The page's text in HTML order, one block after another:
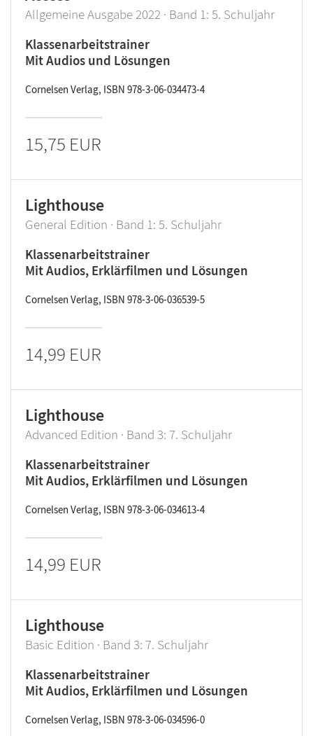
Allgemeine Ausgabe 2022 · Band 1: 5. Schuljahr
Klassenarbeitstrainer
Mit Audios und Lösungen
Cornelsen Verlag, ISBN 978-3-06-034473-4
15,75 EUR
Lighthouse
General Edition · Band 1: 5. Schuljahr
Klassenarbeitstrainer
Mit Audios, Erklärfilmen und Lösungen
Cornelsen Verlag, ISBN 978-3-06-036539-5
14,99 EUR
Lighthouse
Advanced Edition · Band 3: 7. Schuljahr
Klassenarbeitstrainer
Mit Audios, Erklärfilmen und Lösungen
Cornelsen Verlag, ISBN 978-3-06-034613-4
14,99 EUR
Lighthouse
Basic Edition · Band 3: 7. Schuljahr
Klassenarbeitstrainer
Mit Audios, Erklärfilmen und Lösungen
Cornelsen Verlag, ISBN 978-3-06-034596-0